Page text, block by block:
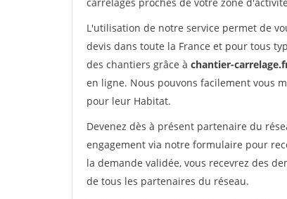
L'utilisation de notre service permet de
devis dans toute la France et pour tous
des chantiers grâce à chantier-
en ligne. Nous pouvons facilement vous
pour leur Habitat.
Devenez dès à présent partenaire du
engagement via notre formulaire pour
la demande validée, vous recevrez des
de tous les partenaires du réseau.